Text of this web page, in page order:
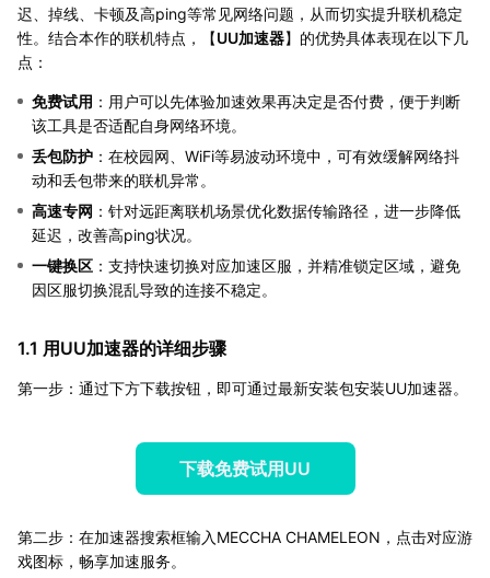
迟、掉线、卡顿及高ping等常见网络问题，从而切实提升联机稳定
性。结合本作的联机特点，【UU加速器】的优势具体表现在以下几
点：
免费试用 ：用户可以先体验加速效果再决定是否付费，便于判断
该工具是否适配自身网络环境。
丢包防护 ：在校园网、WiFi等易波动环境中，可有效缓解网络抖
动和丢包带来的联机异常。
高速专网 ：针对远距离联机场景优化数据传输路径，进一步降低
延迟，改善高ping状况。
一键换区 ：支持快速切换对应加速区服，并精准锁定区域，避免
因区服切换混乱导致的连接不稳定。
1.1 用UU加速器的详细步骤
第一步：通过下方下载按钮，即可通过最新安装包安装UU加速器。
下载免费试用UU
第二步：在加速器搜索框输入MECCHA CHAMELEON，点击对应游
戏图标，畅享加速服务。